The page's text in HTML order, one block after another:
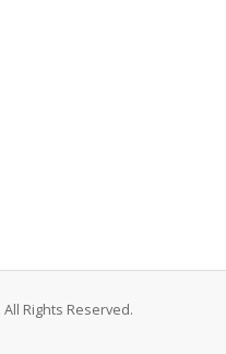
Rights Reserved.